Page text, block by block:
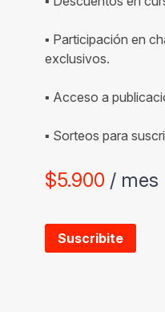
▪ Participación en
exclusivos.
▪ Acceso a
▪ Sorteos para
$5.900 / mes
Suscribite